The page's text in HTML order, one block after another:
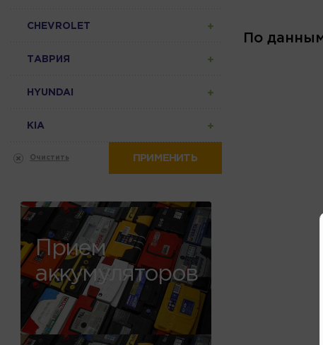
CHEVROLET
ТАВРИЯ
HYUNDAI
KIA
Очистить ПРИМЕНИТЬ
Прием
аккумуляторов
По